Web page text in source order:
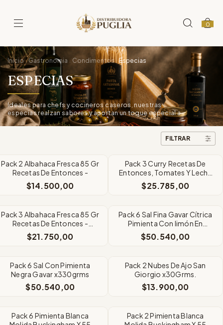
0
Inicio . Gastronomia . Condimentos . Especias
ESPECIAS
Ideales para chefs y cocineros caseros, nuestras
especias realzan sabores y aportan un toque especial a
cada receta.
FILTRAR
Pack 2 Albahaca Fresca 85 Gr
Recetas De Entonces -
$14.500,00
Pack 3 Curry Recetas De
Entonces, Tomates Y Leche
De Coco X 160 Gr
$25.785,00
Pack 3 Albahaca Fresca 85 Gr
Recetas De Entonces -
Origen Argentina
$21.750,00
Pack 6 Sal Fina Gavar Cítrica
Pimienta Con limón En
Frasco Sin Tacc x330g
$50.540,00
Pack 6 Sal Con Pimienta
Negra Gavar x330grms
$50.540,00
Pack 2 Nubes De Ajo San
Giorgio x30Grms.
$13.900,00
Pack 6 Pimienta Blanca
Pack 2 Pimienta Blanca